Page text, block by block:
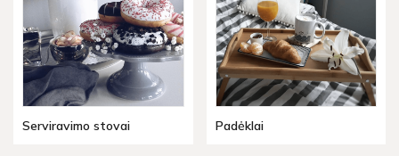
Serviravimo stovai Padėklai